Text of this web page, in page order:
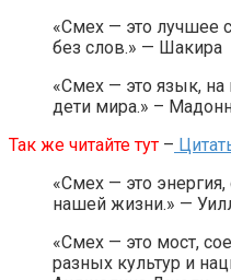
«Смех — это лучшее
без слов.» — Шакира
«Смех — это язык, на
дети мира.» –
Так же читайте тут –
«Смех — это
нашей жизни.» —
«Смех — это мост,
разных культур и